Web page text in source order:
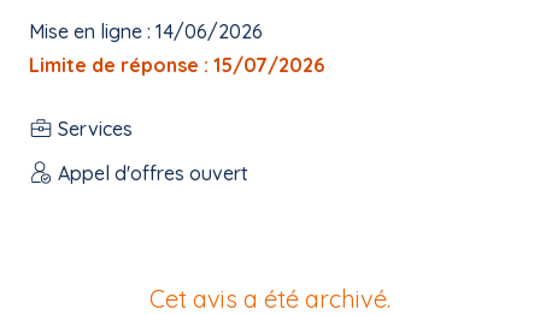
Mise en ligne : 14/06/2026
Limite de réponse : 15/07/2026
Services
Appel d'offres ouvert
Cet avis a été archivé.